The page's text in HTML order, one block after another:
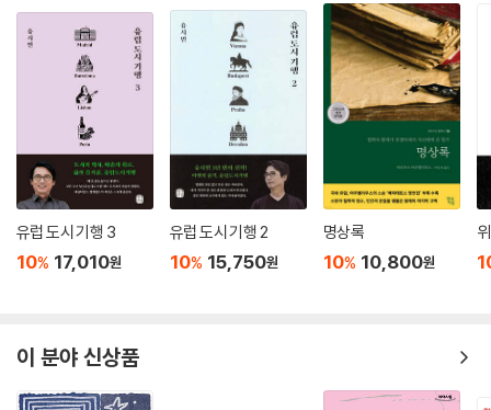
유럽 도시 기행 3
10% 17,010원
유럽 도시 기행 2
10% 15,750원
명상록
10% 10,800원
이 분야 신상품